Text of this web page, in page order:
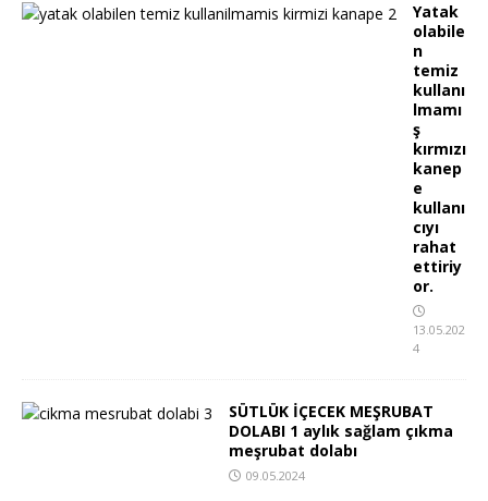
Yatak
olabile
n
temiz
kullanı
lmamı
ş
kırmızı
kanep
e
kullanı
cıyı
rahat
ettiriy
or.
13.05.202
4
SÜTLÜK İÇECEK MEŞRUBAT
DOLABI 1 aylık sağlam çıkma
meşrubat dolabı
09.05.2024